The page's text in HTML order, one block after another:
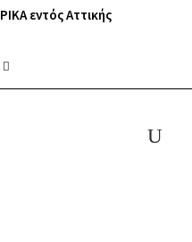
εντός Αττικής